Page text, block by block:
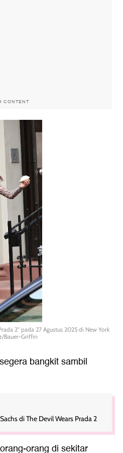
CONTENT
2" pada 27 Agustus 2025 di New York
Bauer-Griffin
bangkit sambil
di The Devil Wears Prada 2
orang di sekitar